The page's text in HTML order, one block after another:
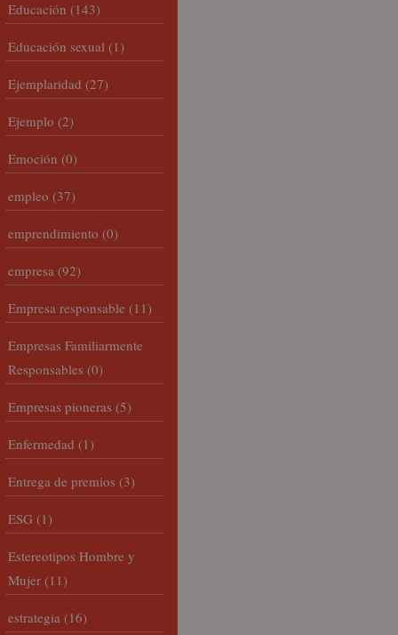
Educación (143)
Educación sexual (1)
Ejemplaridad (27)
Ejemplo (2)
Emoción (0)
empleo (37)
emprendimiento (0)
empresa (92)
Empresa responsable (11)
Empresas Familiarmente
Responsables (0)
Empresas pioneras (5)
Enfermedad (1)
Entrega de premios (3)
ESG (1)
Estereotipos Hombre y
Mujer (11)
estrategia (16)